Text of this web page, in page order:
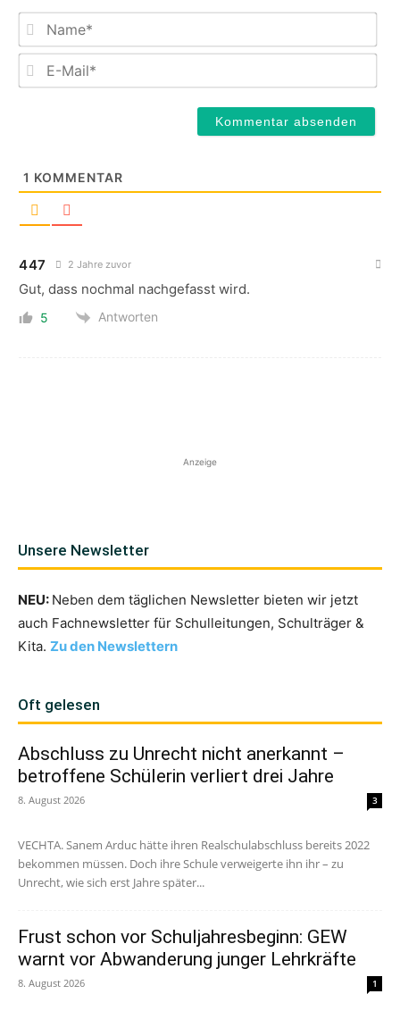
E-
1 KOMMENTAR
447 2 Jahre zuvor
Gut, dass nochmal nachgefasst wird.
5 Antworten
Anzeige
Unsere Newsletter
NEU: Neben dem täglichen Newsletter bieten wir jetzt
auch Fachnewsletter für Schulleitungen, Schulträger &
Kita. Zu den Newslettern
Oft gelesen
Abschluss zu Unrecht nicht anerkannt –
betroffene Schülerin verliert drei Jahre
8. August 2026 3
VECHTA. Sanem Arduc hätte ihren Realschulabschluss bereits 2022
bekommen müssen. Doch ihre Schule verweigerte ihn ihr – zu
Unrecht, wie sich erst Jahre später...
Frust schon vor Schuljahresbeginn: GEW
warnt vor Abwanderung junger Lehrkräfte
8. August 2026 1